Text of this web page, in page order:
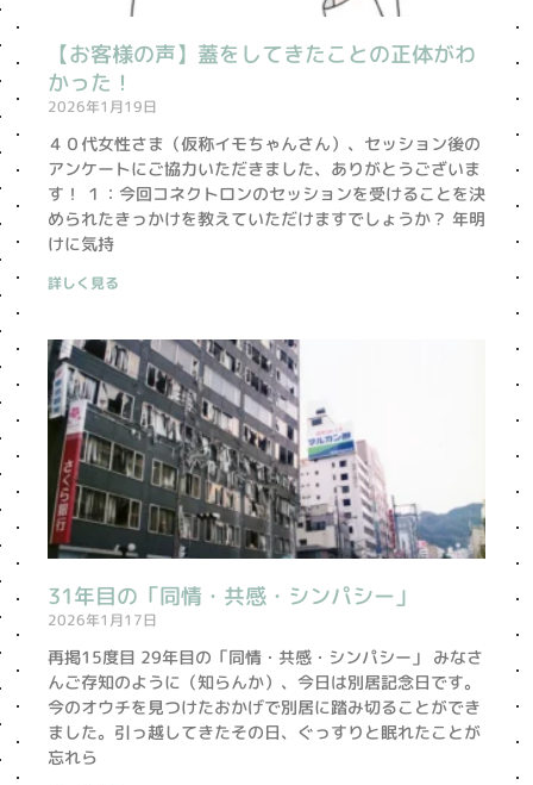
【お客様の声】蓋をしてきたことの正体がわ
かった！
2026年1月19日
４０代女性さま（仮称イモちゃんさん）、セッション後の
アンケートにご協力いただきました、ありがとうございま
す！ １：今回コネクトロンのセッションを受けることを決
められたきっかけを教えていただけますでしょうか？ 年明
けに気持
詳しく見る
31年目の「同情・共感・シンパシー」
2026年1月17日
再掲15度目 29年目の「同情・共感・シンパシー」 みなさ
んご存知のように（知らんか）、今日は別居記念日です。
今のオウチを見つけたおかげで別居に踏み切ることができ
ました。引っ越してきたその日、ぐっすりと眠れたことが
忘れら